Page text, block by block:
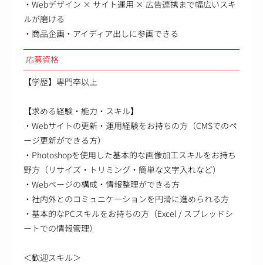
・Webデザイン × サイト運用 × 広告連携まで幅広いスキ
ルが磨ける
・商品企画・アイディア出しに参画できる
応募資格
【学歴】専門卒以上
【求める経験・能力・スキル】
・Webサイトの更新・運用経験をお持ちの方（CMSでのペ
ージ更新ができる方）
・Photoshopを使用した基本的な画像加工スキルをお持ち
野方（リサイズ・トリミング・簡単な文字入れなど）
・Webページの構成・情報整理ができる方
・社内外とのコミュニケーションを円滑に進められる方
・基本的なPCスキルをお持ちの方（Excel / スプレッドシ
ートでの情報管理）
＜歓迎スキル＞